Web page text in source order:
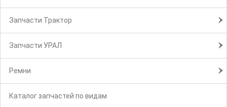
Запчасти Трактор
Запчасти УРАЛ
Ремни
Каталог запчастей по видам